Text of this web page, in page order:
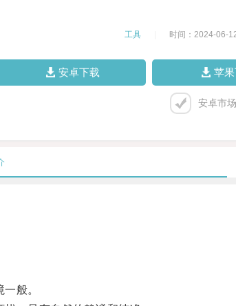
工具 时间：2024-06-
安卓下载 苹
安卓市
般。